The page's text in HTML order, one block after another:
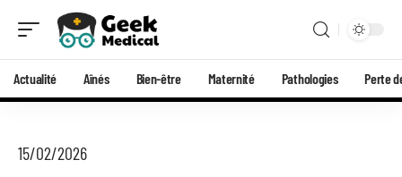
Actualité Aînés Bien-être Maternité Pathologies Perte
15/02/2026